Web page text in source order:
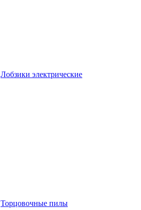
Лобзики электрические
Торцовочные пилы